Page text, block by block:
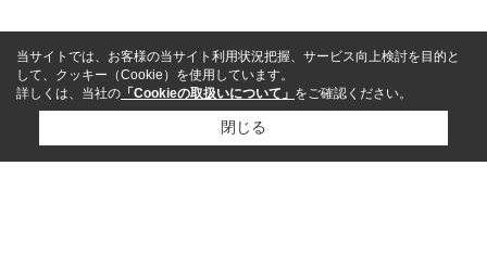
当サイトでは、お客様の当サイト利用状況把握、サービス向上検討を目的と
して、クッキー（Cookie）を使用しています。
詳しくは、当社の 「Cookieの取扱いについて」 をご確認ください。
閉じる